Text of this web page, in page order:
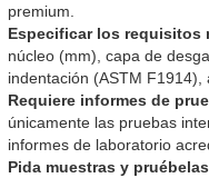
premium.
Especificar los requisitos
núcleo (mm), capa de
indentación (ASTM F1914),
Requiere informes de
únicamente las pruebas
informes de laboratorio
Pida muestras y